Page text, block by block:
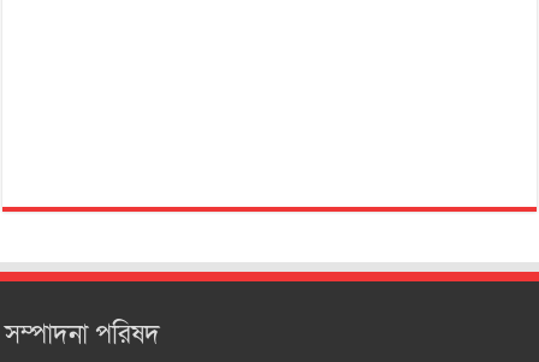
সম্পাদনা পরিষদ